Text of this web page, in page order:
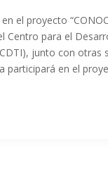
el proyecto
Centro para el
junto con otras
participará en el